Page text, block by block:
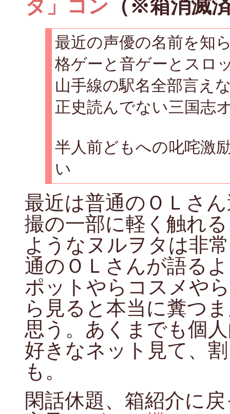
タ」コン （※箱消滅
最近の声優の名前を知
格ゲーと音ゲーとスロ
山手線の駅名全部言え
正史読んでない三国志
半人前どもへの叱咤激
い
最近は普通のＯＬさ
撮の一部に軽く触れ
ようなヌルヲタは非
通のＯＬさんが語る
ポットやらコスメや
ら見ると本当に糞つ
思う。あくまでも個
好きなネット見て、
も。
閑話休題、箱紹介に